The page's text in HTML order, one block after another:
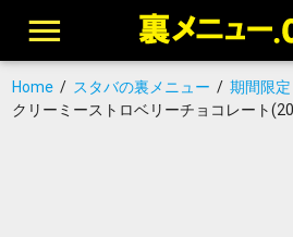
Home/ スタバの裏メニュー / 期間限定
クリーミーストロベリーチョコレート